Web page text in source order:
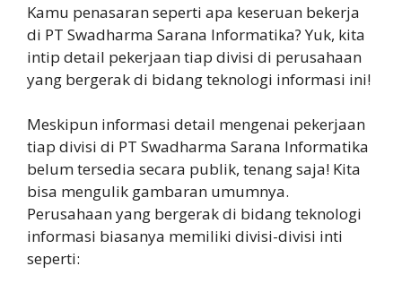
Kamu penasaran seperti apa keseruan bekerja
di PT Swadharma Sarana Informatika? Yuk, kita
intip detail pekerjaan tiap divisi di perusahaan
yang bergerak di bidang teknologi informasi ini!
Meskipun informasi detail mengenai pekerjaan
tiap divisi di PT Swadharma Sarana Informatika
belum tersedia secara publik, tenang saja! Kita
bisa mengulik gambaran umumnya.
Perusahaan yang bergerak di bidang teknologi
informasi biasanya memiliki divisi-divisi inti
seperti: